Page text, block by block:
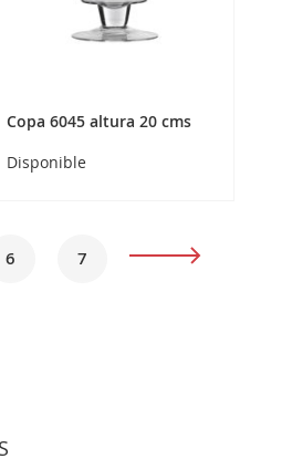
Copa 6045 altura 20 cms
Disponible
Página
6 Página
7 Página
Siguiente